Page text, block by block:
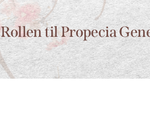
Rollen til Propecia